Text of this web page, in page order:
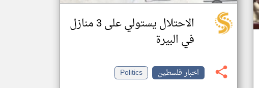
الاحتلال يستولي على 3 منازل
في البيرة
اخبار فلسطين
Politics